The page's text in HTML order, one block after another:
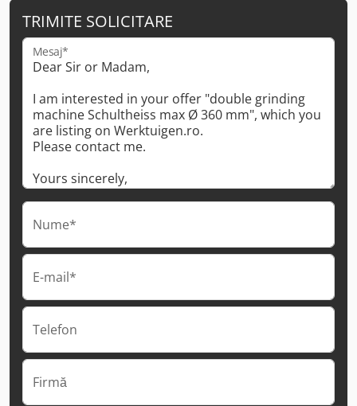
TRIMITE SOLICITARE
Mesaj*
Nume*
E-mail*
Telefon
Firmă